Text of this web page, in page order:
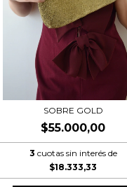
SOBRE GOLD
$55.000,00
3 cuotas sin interés de
$18.333,33